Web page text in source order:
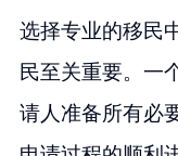
选择专业的移民
民至关重要。一
请人准备所有必